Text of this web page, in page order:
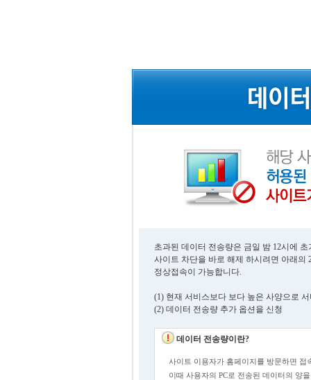
초과된 데이터 전송량은 금일 밤 12시에
사이트 차단을 바로 해제 하시려면 아래의
정상접속이 가능합니다.
(1) 현재 서비스보다 보다 높은 사양으로
(2) 데이터 전송량 추가 옵션을 신청
데이터 전송량이란?
사이트 이용자가 홈페이지를 방문하면 접
이때 사용자의 PC로 전송된 데이터의 양